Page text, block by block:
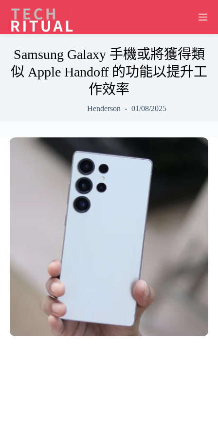
content
Samsung Galaxy 手機或將獲得類
似 Apple Handoff 的功能以提升工
作效率
Henderson 01/08/2025